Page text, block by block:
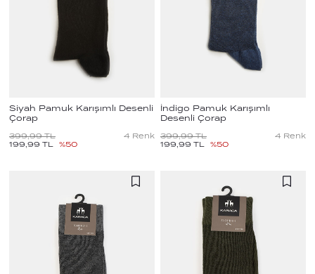
Siyah Pamuk Karışımlı Desenli
Çorap
399,99 TL
199,99 TL %50
4 Renk
İndigo Pamuk Karışımlı
Desenli Çorap
399,99 TL
199,99 TL %50
4 Renk